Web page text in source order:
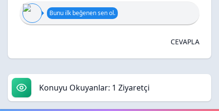
Bunu ilk beğenen sen ol.
CEVAPLA
Konuyu Okuyanlar: 1 Ziyaretçi